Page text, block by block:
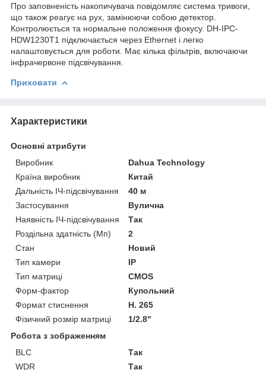
Про заповненість накопичувача повідомляє система тривоги,
що також реагує на рух, замінюючи собою детектор.
Контролюється та нормальне положення фокусу. DH-IPC-
HDW1230T1 підключається через Ethernet і легко
налаштовується для роботи. Має кілька фільтрів, включаючи
інфрачервоне підсвічування.
Приховати
Характеристики
Основні атрибути
Виробник
Dahua Technology
Країна виробник
Китай
Дальність ІЧ-підсвічування
40 м
Застосування
Вулична
Наявність ІЧ-підсвічування
Так
Роздільна здатність (Мп)
2
Стан
Новий
Тип камери
IP
Тип матриці
CMOS
Форм-фактор
Купольний
Формат стиснення
H. 265
Фізичний розмір матриці
1/2.8"
Робота з зображенням
BLC
Так
WDR
Так